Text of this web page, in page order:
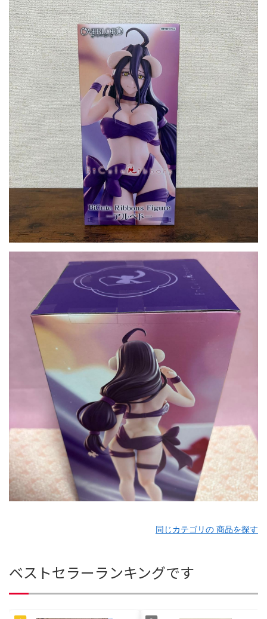
同じカテゴリの 商品を探す
ベストセラーランキングです